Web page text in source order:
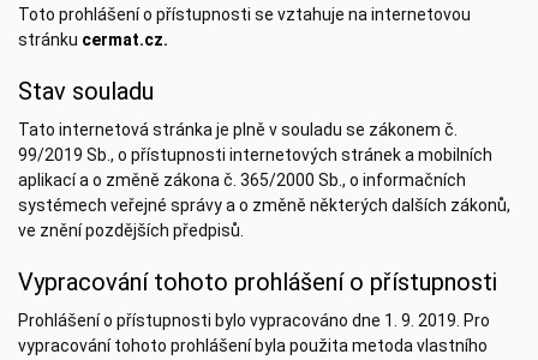
Toto prohlášení o přístupnosti se vztahuje na internetovou
stránku cermat.cz.
Stav souladu
Tato internetová stránka je plně v souladu se zákonem č.
99/2019 Sb., o přístupnosti internetových stránek a mobilních
aplikací a o změně zákona č. 365/2000 Sb., o informačních
systémech veřejné správy a o změně některých dalších zákonů,
ve znění pozdějších předpisů.
Vypracování tohoto prohlášení o přístupnosti
Prohlášení o přístupnosti bylo vypracováno dne 1. 9. 2019. Pro
vypracování tohoto prohlášení byla použita metoda vlastního